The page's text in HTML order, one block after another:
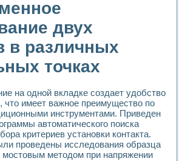
движением с помощью программно -
параметров всплывающих газовых
управления асинхронным тиристорным
профилометр
средств NATIONAL INSTRUMENTS для
автоматизированного стенда для
оптоэлектронные
для измерения диэлектрических свойств
кинетики зарождения и развития
электрический импедансный томограф на
система для характеризации
в исследовании
двух
в различных
точках
на одной вкладке создает удобство
что имеет важное преимущество по
инструментами. Приведен
автоматического поиска
критериев установки контакта.
проведены исследования образца
методом при напряжении